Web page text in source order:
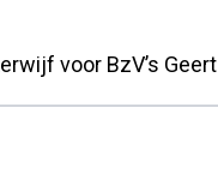
voor BzV’s Geert